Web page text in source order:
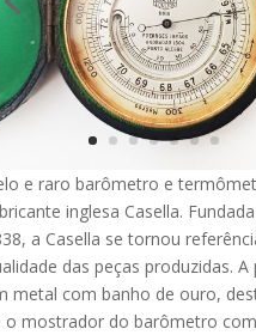
e raro barômetro e
inglesa Casella.
a Casella se tornou
das peças produzidas. A
metal com banho de ouro,
o mostrador do barômetro